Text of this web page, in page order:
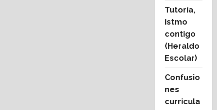
Tutoría,
istmo
contigo
(Heraldo
Escolar)
Confusio
nes
curricula